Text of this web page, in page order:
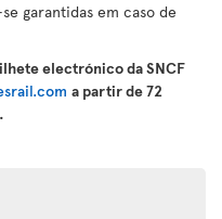
garantidas em caso de
electrónico da SNCF
a partir de 72